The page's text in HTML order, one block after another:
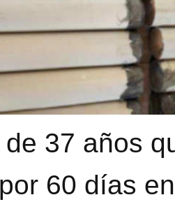
37 años
60 días